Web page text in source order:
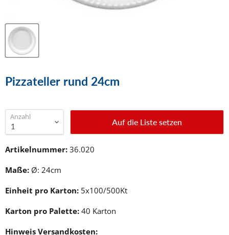
Pizzateller rund 24cm
Anzahl
Auf die Liste setzen
Artikelnummer: 36.020
Maße: Ø: 24cm
Einheit pro Karton: 5x100/500Kt
Karton pro Palette: 40 Karton
Hinweis Versandkosten: